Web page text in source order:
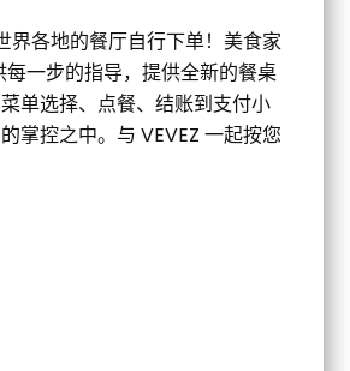
界各地的餐厅自行下单！美食家
每一步的指导，提供全新的餐桌
单选择、点餐、结账到支付小
掌控之中。与 VEVEZ 一起按您